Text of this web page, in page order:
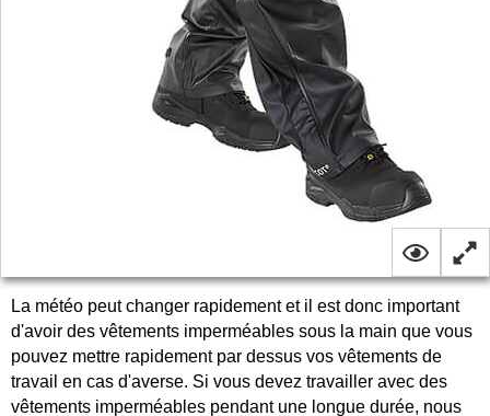
La météo peut changer rapidement et il est donc important
d'avoir des vêtements imperméables sous la main que vous
pouvez mettre rapidement par dessus vos vêtements de
travail en cas d'averse. Si vous devez travailler avec des
vêtements imperméables pendant une longue durée, nous